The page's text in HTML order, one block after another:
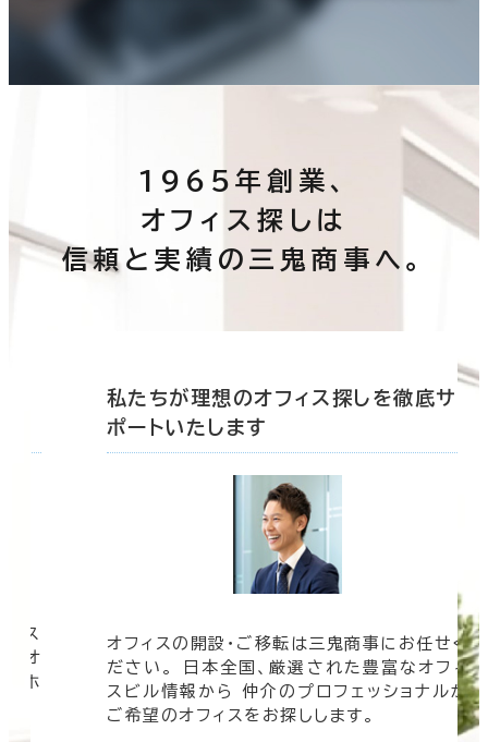
1965年創業、
オフィス探しは
信頼と実績の三鬼商事へ。
ィス
。オ
のホ
私たちが理想のオフィス探しを徹底サ
ポートいたします
オフィスの開設・ご移転は三鬼商事にお任せく
ださい。 日本全国、厳選された豊富なオフィ
スビル情報から 仲介のプロフェッショナルが
ご希望のオフィスをお探しします。